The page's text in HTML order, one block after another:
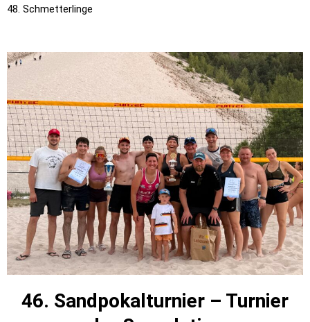
48. Schmetterlinge
46. Sandpokalturnier – Turnier